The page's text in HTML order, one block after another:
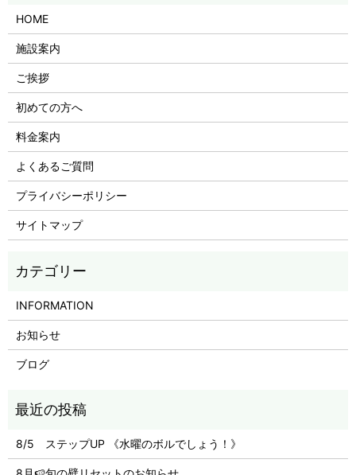
HOME
施設案内
ご挨拶
初めての方へ
料金案内
よくあるご質問
プライバシーポリシー
サイトマップ
INFORMATION
お知らせ
ブログ
8/5 ステップUP 《水曜のボルでしょう！》